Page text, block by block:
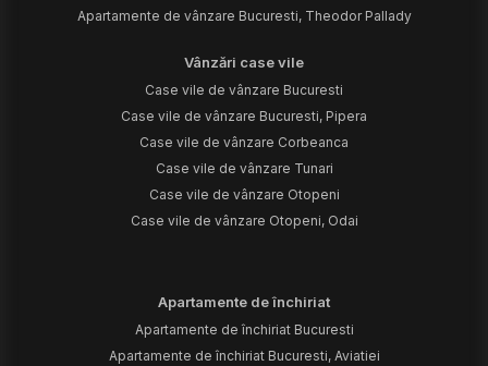
Apartamente de vânzare Bucuresti, Theodor Pallady
Vânzări case vile
Case vile de vânzare Bucuresti
Case vile de vânzare Bucuresti, Pipera
Case vile de vânzare Corbeanca
Case vile de vânzare Tunari
Case vile de vânzare Otopeni
Case vile de vânzare Otopeni, Odai
Apartamente de închiriat
Apartamente de închiriat Bucuresti
Apartamente de închiriat Bucuresti, Aviatiei